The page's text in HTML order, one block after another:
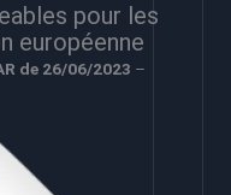
pour les
européenne
de 26/06/2023 –